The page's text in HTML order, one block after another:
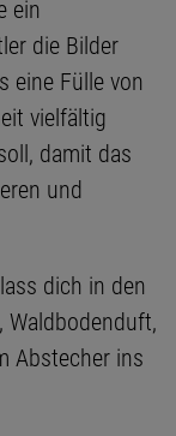
ein
die Bilder
eine Fülle von
vielfältig
damit das
und
dich in den
Waldbodenduft,
Abstecher ins